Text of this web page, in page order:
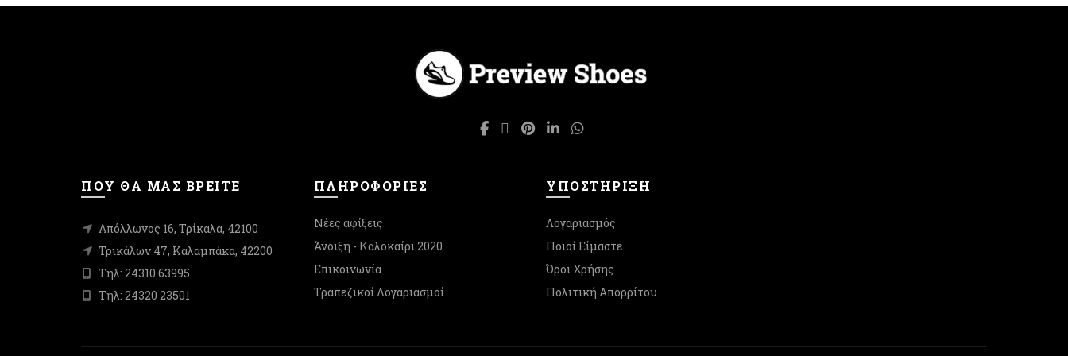
ΠΟΥ ΘΑ ΜΑΣ ΒΡΕΙΤΕ
Απόλλωνος 16, Τρίκαλα, 42100
Τρικάλων 47, Καλαμπάκα, 42200
Τηλ: 24310 63995
Τηλ: 24320 23501
ΠΛΗΡΟΦΟΡΙΕΣ
Νέες αφίξεις
Άνοιξη - Καλοκαίρι 2020
Επικοινωνία
Τραπεζικοί Λογαριασμοί
ΥΠΟΣΤΉΡΙΞΗ
Λογαριασμός
Ποιοί Είμαστε
Όροι Χρήσης
Πολιτική Απορρίτου